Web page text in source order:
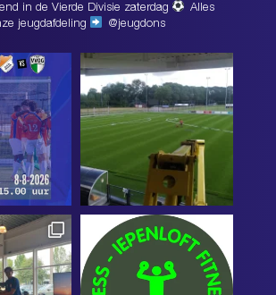
in de Vierde Divisie zaterdag
Alles
jeugdafdeling
@jeugdons